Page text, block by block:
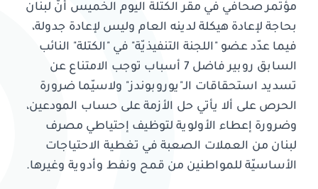
مؤتمر صحافي في مقر الكتلة اليوم الخميس أنّ لبنان
بحاجة لإعادة هيكلة لدينه العام وليس لإعادة جدولة،
فيما عدّد عضو "اللجنة التنفيذيّة" في "الكتلة" النائب
السابق روبير فاضل 7 أسباب توجب الامتناع عن
تسديد استحقاقات الـ"يوروبوندز" ولاسيّما ضرورة
الحرص على ألا يأتي حل الأزمة على حساب المودعين،
وضرورة إعطاء الأولوية لتوظيف إحتياطي مصرف
لبنان من العملات الصعبة في تغطية الاحتياجات
الأساسيّة للمواطنين من قمح ونفط وأدوية وغيرها.